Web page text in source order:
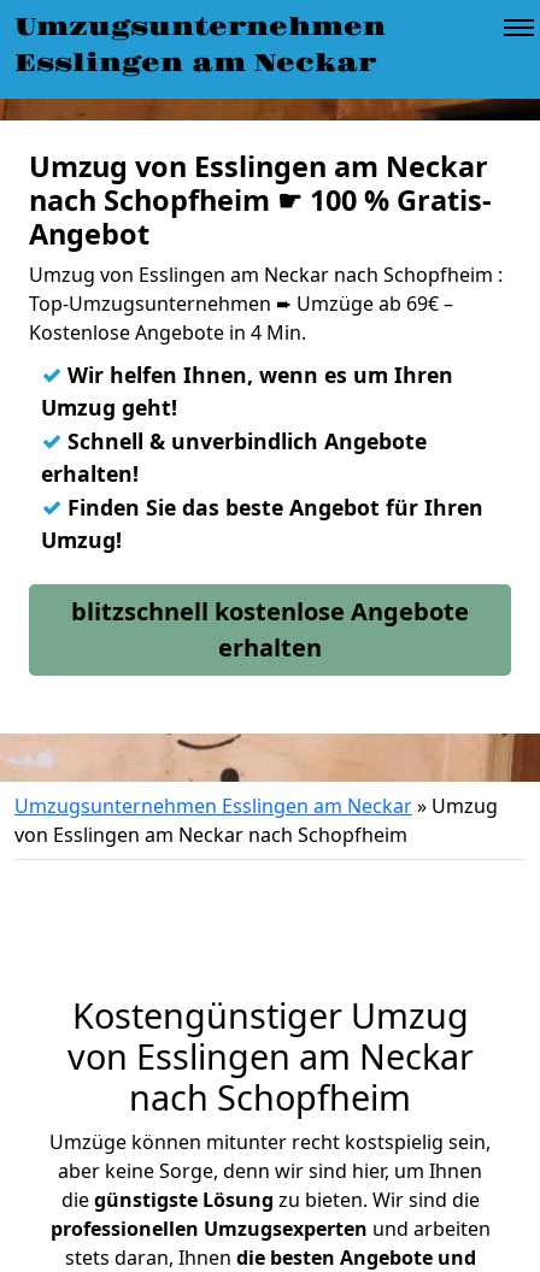
Umzugsunternehmen
Esslingen am Neckar
Umzug von Esslingen am Neckar
nach Schopfheim ☛ 100 % Gratis-
Angebot
Umzug von Esslingen am Neckar nach Schopfheim :
Top-Umzugsunternehmen ➨ Umzüge ab 69€ –
Kostenlose Angebote in 4 Min.
✓ Wir helfen Ihnen, wenn es um Ihren
Umzug geht!
✓ Schnell & unverbindlich Angebote
erhalten!
✓ Finden Sie das beste Angebot für Ihren
Umzug!
blitzschnell kostenlose Angebote
erhalten
Umzugsunternehmen Esslingen am Neckar» Umzug
von Esslingen am Neckar nach Schopfheim
Kostengünstiger Umzug
von Esslingen am Neckar
nach Schopfheim
Umzüge können mitunter recht kostspielig sein,
aber keine Sorge, denn wir sind hier, um Ihnen
diegünstigste Lösung zu bieten. Wir sind die
professionellen Umzugsexperten und arbeiten
stets daran, Ihnen die besten Angebote und